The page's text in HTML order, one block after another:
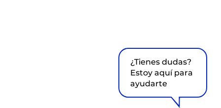
¿Tienes dudas?
Estoy aquí para
ayudarte